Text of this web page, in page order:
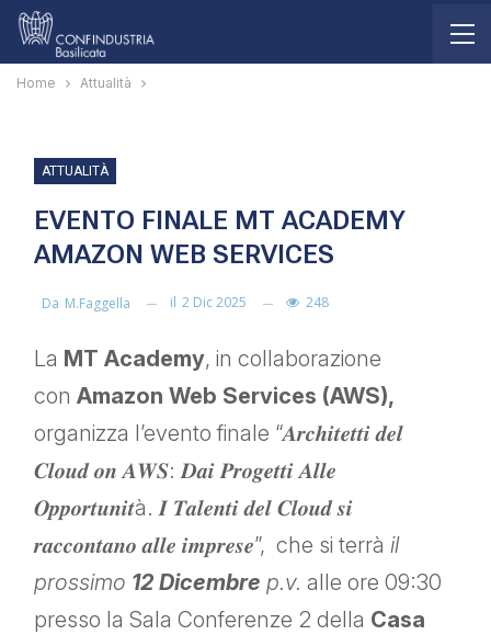
Home Attualità
ATTUALITÀ
EVENTO FINALE MT ACADEMY
AMAZON WEB SERVICES
Da M.faggella il 2 Dic 2025 248
La MT Academy, in collaborazione
con Amazon Web Services (AWS),
organizza l’evento finale “𝑨𝒓𝒄𝒉𝒊𝒕𝒆𝒕𝒕𝒊 𝒅𝒆𝒍
𝑪𝒍𝒐𝒖𝒅 𝒐𝒏 𝑨𝑾𝑺: 𝑫𝒂𝒊 𝑷𝒓𝒐𝒈𝒆𝒕𝒕𝒊 𝑨𝒍𝒍𝒆
𝑶𝒑𝒑𝒐𝒓𝒕𝒖𝒏𝒊𝒕à. 𝑰 𝑻𝒂𝒍𝒆𝒏𝒕𝒊 𝒅𝒆𝒍 𝑪𝒍𝒐𝒖𝒅 𝒔𝒊
𝒓𝒂𝒄𝒄𝒐𝒏𝒕𝒂𝒏𝒐 𝒂𝒍𝒍𝒆 𝒊𝒎𝒑𝒓𝒆𝒔𝒆”, che si terrà il
prossimo 12 Dicembre p.v. alle ore 09:30
presso la Sala Conferenze 2 della Casa